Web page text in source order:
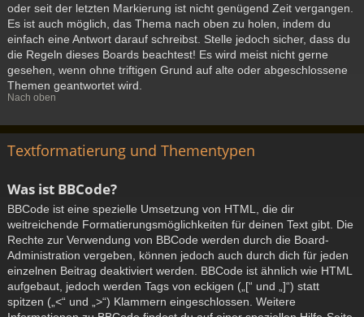
oder seit der letzten Markierung ist nicht genügend Zeit vergangen.
Es ist auch möglich, das Thema nach oben zu holen, indem du
einfach eine Antwort darauf schreibst. Stelle jedoch sicher, dass du
die Regeln dieses Boards beachtest! Es wird meist nicht gerne
gesehen, wenn ohne triftigen Grund auf alte oder abgeschlossene
Themen geantwortet wird.
Nach oben
Textformatierung und Thementypen
Was ist BBCode?
BBCode ist eine spezielle Umsetzung von HTML, die dir
weitreichende Formatierungsmöglichkeiten für deinen Text gibt. Die
Rechte zur Verwendung von BBCode werden durch die Board-
Administration vergeben, können jedoch auch durch dich für jeden
einzelnen Beitrag deaktiviert werden. BBCode ist ähnlich wie HTML
aufgebaut, jedoch werden Tags von eckigen („[“ und „]“) statt
spitzen („<“ und „>“) Klammern eingeschlossen. Weitere